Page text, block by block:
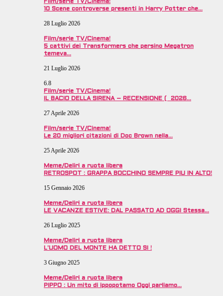
Film/serie TV/Cinema!
10 Scene controverse presenti in Harry Potter che…
28 Luglio 2026
Film/serie TV/Cinema!
5 cattivi dei Transformers che persino Megatron
temeva…
21 Luglio 2026
6.8
Film/serie TV/Cinema!
IL BACIO DELLA SIRENA – RECENSIONE ( 2026…
27 Aprile 2026
Film/serie TV/Cinema!
Le 20 migliori citazioni di Doc Brown nella…
25 Aprile 2026
Meme/Deliri a ruota libera
RETROSPOT : GRAPPA BOCCHINO SEMPRE PIU IN ALTO!
15 Gennaio 2026
Meme/Deliri a ruota libera
LE VACANZE ESTIVE: DAL PASSATO AD OGGI Stessa…
26 Luglio 2025
Meme/Deliri a ruota libera
L’UOMO DEL MONTE HA DETTO SI !
3 Giugno 2025
Meme/Deliri a ruota libera
PIPPO : Un mito di ippopotamo Oggi parliamo…